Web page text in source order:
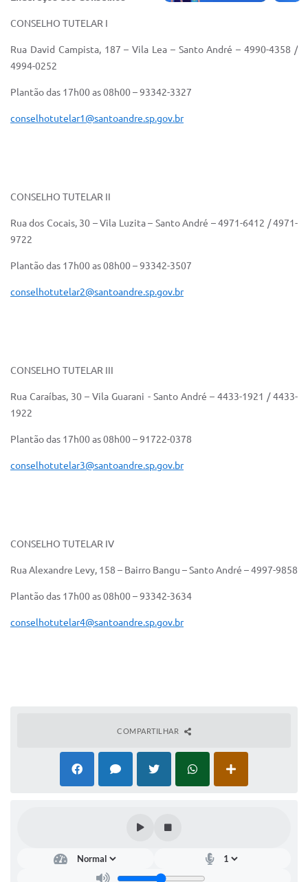
CONSELHO TUTELAR I
Rua David Campista, 187 – Vila Lea – Santo André – 4990-4358 /
4994-0252
Plantão das 17h00 as 08h00 – 93342-3327
conselhotutelar1@santoandre.sp.gov.br
CONSELHO TUTELAR II
Rua dos Cocais, 30 – Vila Luzita – Santo André – 4971-6412 / 4971-
9722
Plantão das 17h00 as 08h00 – 93342-3507
conselhotutelar2@santoandre.sp.gov.br
CONSELHO TUTELAR III
Rua Caraíbas, 30 – Vila Guarani - Santo André – 4433-1921 / 4433-
1922
Plantão das 17h00 as 08h00 – 91722-0378
conselhotutelar3@santoandre.sp.gov.br
CONSELHO TUTELAR IV
Rua Alexandre Levy, 158 – Bairro Bangu – Santo André – 4997-9858
Plantão das 17h00 as 08h00 – 93342-3634
conselhotutelar4@santoandre.sp.gov.br
COMPARTILHAR